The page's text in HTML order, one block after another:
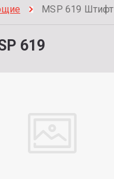
MSP 619 Штифт
619